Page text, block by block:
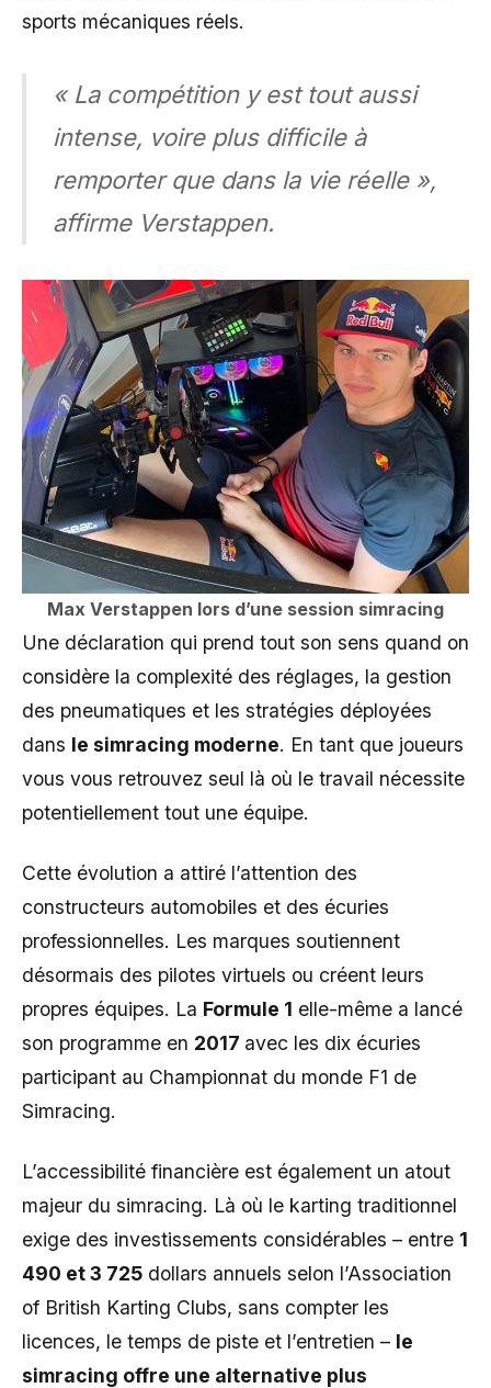
sports mécaniques réels.
« La compétition y est tout aussi
intense, voire plus difficile à
remporter que dans la vie réelle »,
affirme Verstappen.
Max Verstappen lors d’une session simracing
Une déclaration qui prend tout son sens quand on
considère la complexité des réglages, la gestion
des pneumatiques et les stratégies déployées
dans le simracing moderne. En tant que joueurs
vous vous retrouvez seul là où le travail nécessite
potentiellement tout une équipe.
Cette évolution a attiré l’attention des
constructeurs automobiles et des écuries
professionnelles. Les marques soutiennent
désormais des pilotes virtuels ou créent leurs
propres équipes. La Formule 1 elle-même a lancé
son programme en 2017 avec les dix écuries
participant au Championnat du monde F1 de
Simracing.
L’accessibilité financière est également un atout
majeur du simracing. Là où le karting traditionnel
exige des investissements considérables – entre 1
490 et 3 725 dollars annuels selon l’Association
of British Karting Clubs, sans compter les
licences, le temps de piste et l’entretien – le
simracing offre une alternative plus